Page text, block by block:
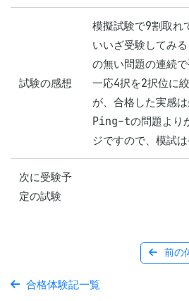
試験の感想
模擬試験で9割取れ
いいざ受験してみ
の無い問題の連続で
一応4択を2択位に
が、合格した実感
Ping-tの問題より
次に受験予
定の試験
前の
合格体験記一覧